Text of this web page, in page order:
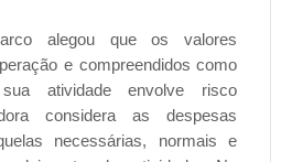
alegou que os valores
e compreendidos como
atividade envolve risco
considera as despesas
necessárias, normais e